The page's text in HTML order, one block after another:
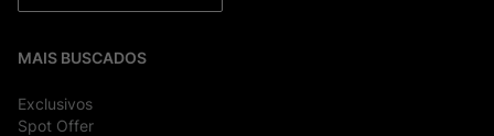
MAIS BUSCADOS
Exclusivos
Spot Offer